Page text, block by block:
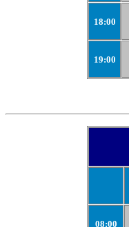
18:00
19:00
08:00